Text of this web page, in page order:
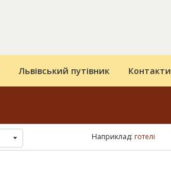
Львівський путівник Контакти
Наприклад: готелі